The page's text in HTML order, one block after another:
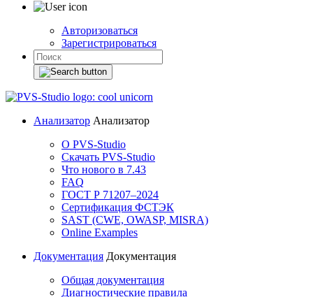
Авторизоваться
Зарегистрироваться
Анализатор Анализатор
О PVS-Studio
Скачать PVS-Studio
Что нового в 7.43
FAQ
ГОСТ Р 71207–2024
Сертификация ФСТЭК
SAST (CWE, OWASP, MISRA)
Online Examples
Документация Документация
Общая документация
Диагностические правила